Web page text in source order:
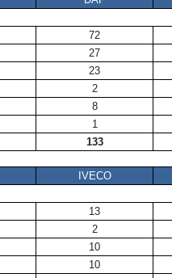
72
27
23
2
8
1
133
IVECO
13
2
10
10